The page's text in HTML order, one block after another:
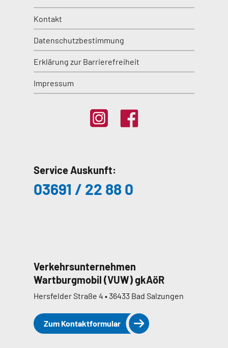
Kontakt
Datenschutzbestimmung
Erklärung zur Barrierefreiheit
Impressum
Service Auskunft:
03691 / 22 88 0
Verkehrsunternehmen
Wartburgmobil (VUW) gkAöR
Hersfelder Straße 4 • 36433 Bad Salzungen
Zum Kontaktformular